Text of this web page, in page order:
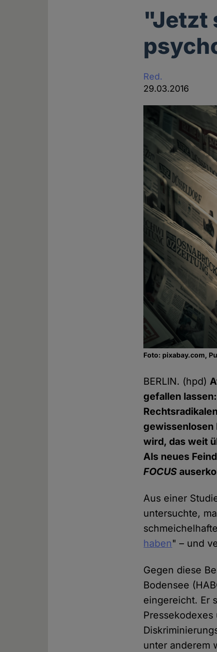
"Jetzt
Red.
29.03.2016
Foto: pixabay.com,
BERLIN. (hpd)
gefallen
gewissenlosen
wird, das weit
Als neues
FOCUS
Aus einer
untersuchte,
haben" – und
Gegen diese
Bodensee
eingereicht. Er
unter anderem